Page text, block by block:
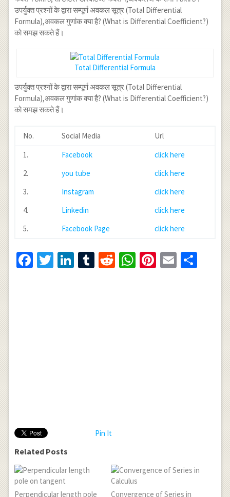
उपर्युक्त प्रश्नों के द्वारा सम्पूर्ण अवकल सूत्र‌ (Total Differential
Formula),अवकल गुणांक क्या है? (What is Differential Coefficient?)
को समझ सकते हैं।
Total Differential Formula
उपर्युक्त प्रश्नों के द्वारा सम्पूर्ण अवकल सूत्र‌ (Total Differential
Formula),अवकल गुणांक क्या है? (What is Differential Coefficient?)
को समझ सकते हैं।
No. Social Media
Url
1.
Facebook
click here
2.
you tube
click here
3.
Instagram
click here
4.
Linkedin
click here
5.
Facebook Page click here
Facebook
Twitter
LinkedIn
Tumblr
RedditWhatsApp
Pinterest
Email
Pin It
Related Posts
Perpendicular length pole
Convergence of Series in